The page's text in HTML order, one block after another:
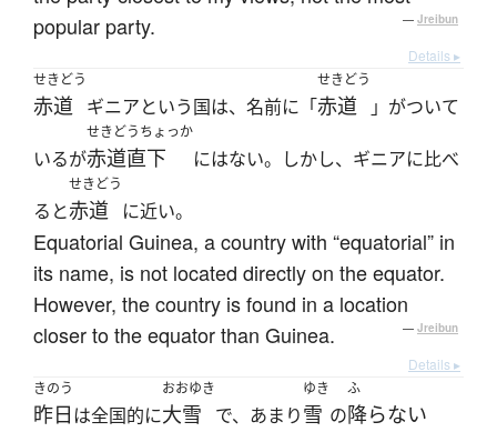
popular party.
— Jreibun
Details ▸
せきどう
赤道 ギニアという国は、名前に「
せきどう
赤道 」がついて
いるが
せきどうちょっか
赤道直下 にはない。しかし、ギニアに比べ
ると
せきどう
赤道 に近い。
Equatorial Guinea, a country with “equatorial” in
its name, is not located directly on the equator.
However, the country is found in a location
closer to the equator than Guinea.
— Jreibun
Details ▸
きのう
昨日は全国的に
おおゆき
大雪 で、あまり
ゆき
雪 の
ふ
降らない